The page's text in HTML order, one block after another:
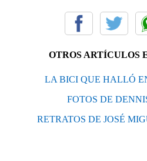
OTROS ARTÍCULOS
LA BICI QUE HALLÓ
FOTOS DE
RETRATOS DE JOSÉ